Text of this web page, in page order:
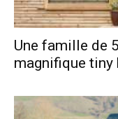
Une famille de
magnifique tiny